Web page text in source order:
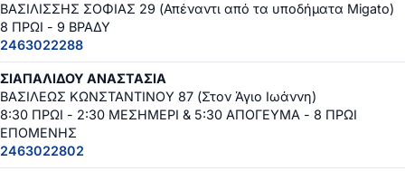
ΒΑΣΙΛΙΣΣΗΣ ΣΟΦΙΑΣ 29 (Απέναντι από τα υποδήματα Migato)
8 ΠΡΩΙ - 9 ΒΡΑΔΥ
2463022288
ΣΙΑΠΑΛΙΔΟΥ ΑΝΑΣΤΑΣΙΑ
ΒΑΣΙΛΕΩΣ ΚΩΝΣΤΑΝΤΙΝΟΥ 87 (Στον Άγιο Ιωάννη)
8:30 ΠΡΩΙ - 2:30 ΜΕΣΗΜΕΡΙ & 5:30 ΑΠΟΓΕΥΜΑ - 8 ΠΡΩΙ
ΕΠΟΜΕΝΗΣ
2463022802